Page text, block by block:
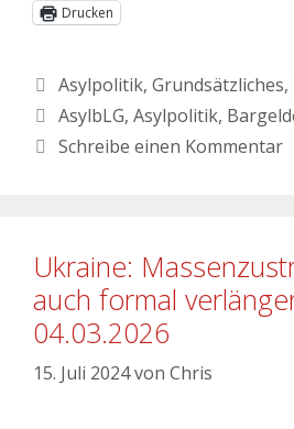
Drucken
Asylpolitik, Grundsätzliches,
AsylbLG, Asylpolitik,
Schreibe einen Kommentar
Ukraine:
auch formal
04.03.2026
15. Juli 2024von Chris